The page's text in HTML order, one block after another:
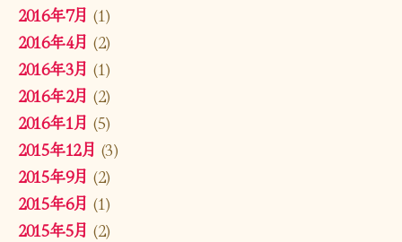
2016年7月 (1)
2016年4月 (2)
2016年3月 (1)
2016年2月 (2)
2016年1月 (5)
2015年12月 (3)
2015年9月 (2)
2015年6月 (1)
2015年5月 (2)